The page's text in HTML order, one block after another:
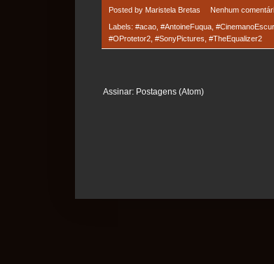
Posted by Maristela Bretas Nenhum
Labels: #acao #AntoineFuqua
#OProtetor2 #SonyPictures #TheEqualizer2
Assinar: Postagens (Atom)